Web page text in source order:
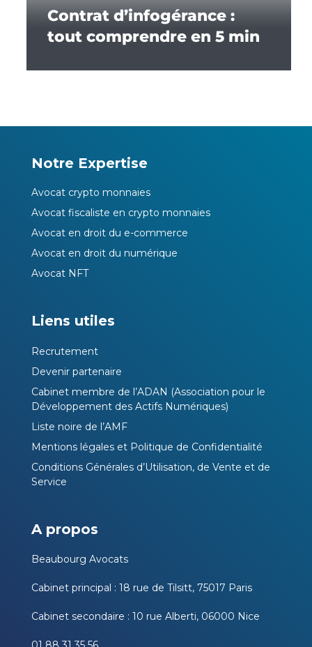
Contrat d’infogérance :
tout comprendre en 5 min
Notre Expertise
Avocat crypto monnaies
Avocat fiscaliste en crypto monnaies
Avocat en droit du e-commerce
Avocat en droit du numérique
Avocat NFT
Liens utiles
Recrutement
Devenir partenaire
Cabinet membre de l’ADAN (Association pour le
Développement des Actifs Numériques)
Liste noire de l’AMF
Mentions légales et Politique de Confidentialité
Conditions Générales d’Utilisation, de Vente et de
Service
A propos
Beaubourg Avocats
Cabinet principal : 18 rue de Tilsitt, 75017 Paris
Cabinet secondaire : 10 rue Alberti, 06000 Nice